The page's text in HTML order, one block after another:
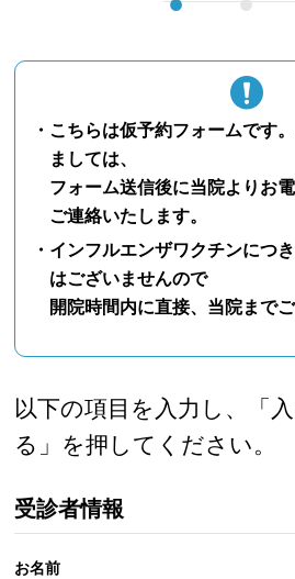
・こちらは仮予約フォームです
ましては、
フォーム送信後に当院よりお
ご連絡いたします。
・インフルエンザワクチンにつ
はございませんので
開院時間内に直接、当院まで
以下の項目を入力し、「
る」を押してください。
受診者情報
お名前